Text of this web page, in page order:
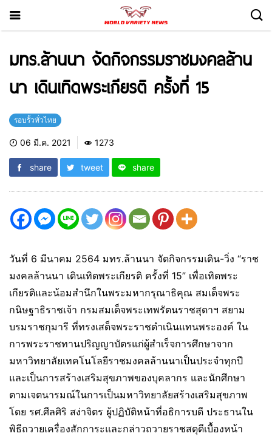
มทร.ล้านนา จัดกิจกรรมราชมงคลล้าน
นา เดินเทิดพระเกียรติ ครั้งที่ 15
รอบรั้วทั่วไทย
06 มี.ค. 2021 1273
share tweet share
วันที่ 6 มีนาคม 2564 มทร.ล้านนา จัดกิจกรรมเดิน-วิ่ง “ราช
มงคลล้านนา เดินเทิดพระเกียรติ ครั้งที่ 15” เพื่อเทิดพระ
เกียรติและน้อมสำนึกในพระมหากรุณาธิคุณ สมเด็จพระ
กนิษฐาธิราชเจ้า กรมสมเด็จพระเทพรัตนราชสุดาฯ สยาม
บรมราชกุมารี ที่ทรงเสด็จพระราชดำเนินแทนพระองค์ ใน
การพระราชทานปริญญาบัตรแก่ผู้สำเร็จการศึกษาจาก
มหาวิทยาลัยเทคโนโลยีราชมงคลล้านนาเป็นประจำทุกปี
และเป็นการสร้างเสริมสุขภาพของบุคลากร และนักศึกษา
ตามเจตนารมณ์ในการเป็นมหาวิทยาลัยสร้างเสริมสุขภาพ
โดย รศ.ศีลศิริ สง่าจิตร ผู้ปฏิบัติหน้าที่อธิการบดี ประธานใน
พิธีถวายเครื่องสักการะและกล่าวถวายราชสดุดีเบื้องหน้า